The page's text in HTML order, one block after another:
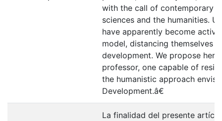
with the call of contemporary
sciences and the humanities.
have apparently become
model, distancing themselves
development. We propose
professor, one capable of
the humanistic approach
Development.â€
La finalidad del presente